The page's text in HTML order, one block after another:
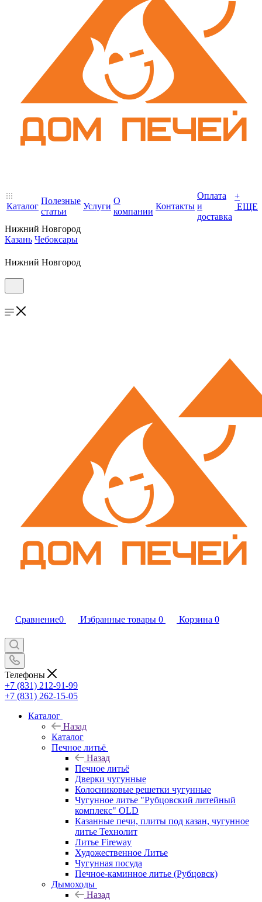
Каталог
Полезные
статьи
Услуги
О
компании
Контакты
Оплата
и
доставка
+
ЕЩЕ
Нижний Новгород
Казань Чебоксары
Нижний Новгород
Сравнение0 Избранные товары 0 Корзина 0
Телефоны
+7 (831) 212-91-99
+7 (831) 262-15-05
Каталог
Назад
Каталог
Печное литьё
Назад
Печное литьё
Дверки чугунные
Колосниковые решетки чугунные
Чугунное литье "Рубцовский литейный
комплекс" OLD
Казанные печи, плиты под казан, чугунное
литье Технолит
Литье Fireway
Художественное Литье
Чугунная посуда
Печное-каминное литье (Рубцовск)
Дымоходы
Назад